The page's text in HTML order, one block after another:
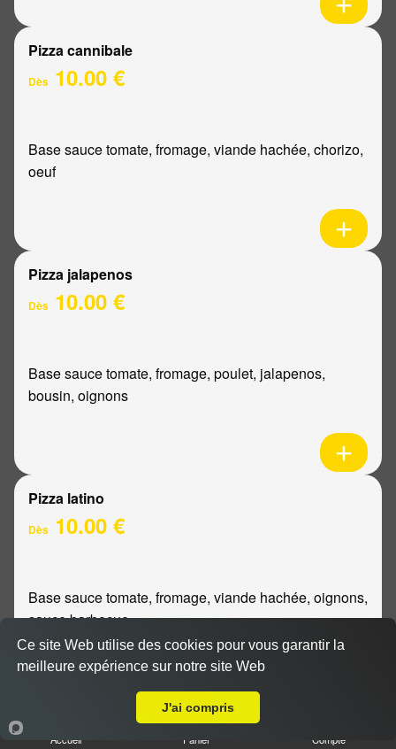
Pizza cannibale
Dès 10.00 €
Base sauce tomate, fromage, viande hachée, chorizo,
oeuf
Pizza jalapenos
Dès 10.00 €
Base sauce tomate, fromage, poulet, jalapenos,
bousin, oignons
Pizza latino
Dès 10.00 €
Base sauce tomate, fromage, viande hachée, oignons,
sauce barbecue
Accueil Panier Compte
Ce site Web utilise des cookies pour vous garantir la
meilleure expérience sur notre site Web
J'ai compris